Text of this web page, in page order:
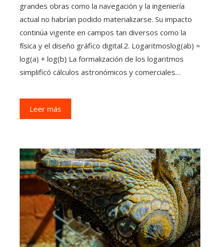
grandes obras como la navegación y la ingeniería
actual no habrían podido materializarse. Su impacto
continúa vigente en campos tan diversos como la
física y el diseño gráfico digital.2. Logaritmoslog(ab) =
log(a) + log(b) La formalización de los logaritmos
simplificó cálculos astronómicos y comerciales…
Leer más